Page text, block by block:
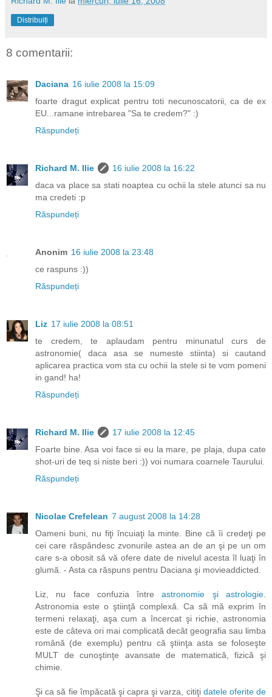
Distribuiți
8 comentarii:
Daciana 16 iulie 2008 la 15:09
foarte dragut explicat pentru toti necunoscatorii, ca de ex
EU...ramane intrebarea "Sa te credem?" :)
Răspundeți
Richard M. Ilie
16 iulie 2008 la 16:22
daca va place sa stati noaptea cu ochii la stele atunci sa nu
ma credeti :p
Răspundeți
Anonim 16 iulie 2008 la 23:48
ce raspuns :))
Răspundeți
Liz 17 iulie 2008 la 08:51
te credem, te aplaudam pentru minunatul curs de
astronomie( daca asa se numeste stiinta) si cautand
aplicarea practica vom sta cu ochii la stele si te vom pomeni
in gand! ha!
Răspundeți
Richard M. Ilie
17 iulie 2008 la 12:45
Foarte bine. Asa voi face si eu la mare, pe plaja, dupa cate
shot-uri de teq si niste beri :)) voi numara coarnele Taurului.
Răspundeți
Nicolae Crefelean 7 august 2008 la 14:28
Oameni buni, nu fiţi încuiaţi la minte. Bine că îi credeţi pe
cei care răspândesc zvonurile astea an de an şi pe un om
care s-a obosit să vă ofere date de nivelul acesta îl luaţi în
glumă. - Asta ca răspuns pentru Daciana şi movieaddicted.
Liz, nu face confuzia întreastronomie şi astrologie
Astronomia este o ştiinţă complexă. Ca să mă exprim în
termeni relaxaţi, aşa cum a încercat şi richie, astronomia
este de câteva ori mai complicată decât geografia sau limba
română (de exemplu) pentru că ştiinţa asta se foloseşte
MULT de cunoştinţe avansate de matematică, fizică şi
chimie.
Şi ca să fie împăcată şi capra şi varza, citiţi datele oferite de